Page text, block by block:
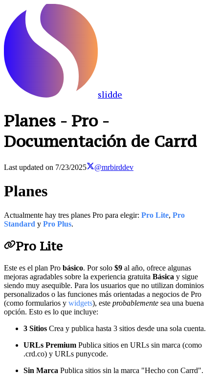
slidde
Planes - Pro -
Documentación de Carrd
Last updated on 7/23/2025 @mrbirddev
Planes
Actualmente hay tres planes Pro para elegir: Pro Lite, Pro
Standard y Pro Plus.
Pro Lite
Este es el plan Pro básico. Por solo $9 al año, ofrece algunas
mejoras agradables sobre la experiencia gratuita Básica y sigue
siendo muy asequible. Para los usuarios que no utilizan dominios
personalizados o las funciones más orientadas a negocios de Pro
(como formularios y widgets), este probablemente sea una buena
opción. Esto es lo que incluye:
3 Sitios Crea y publica hasta 3 sitios desde una sola cuenta.
URLs Premium Publica sitios en URLs sin marca (como
.crd.co) y URLs punycode.
Sin Marca Publica sitios sin la marca "Hecho con Carrd".